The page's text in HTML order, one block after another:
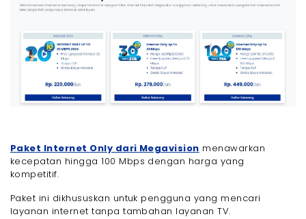
Paket Internet Only dari Megavision menawarkan
kecepatan hingga 100 Mbps dengan harga yang
kompetitif.
Paket ini dikhususkan untuk pengguna yang mencari
layanan internet tanpa tambahan layanan TV.